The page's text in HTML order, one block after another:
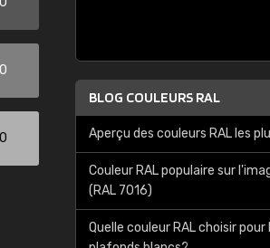
BLOG COULEURS RAL
Aperçu des couleurs RAL les
Couleur RAL populaire sur
(RAL 7016)
Quelle couleur RAL choisir